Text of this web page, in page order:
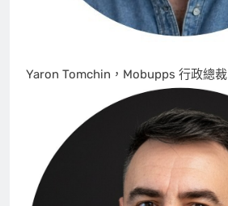
Yaron Tomchin，Mobupps 行政總裁